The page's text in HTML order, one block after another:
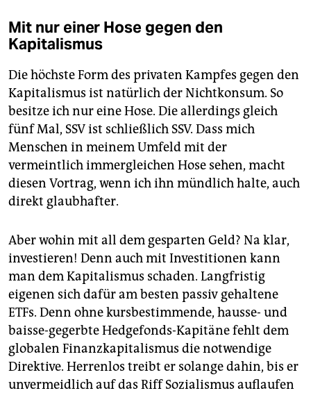
Mit nur einer Hose gegen den
Kapitalismus
Die höchste Form des privaten Kampfes gegen den
Kapitalismus ist natürlich der Nichtkonsum. So
besitze ich nur eine Hose. Die allerdings gleich
fünf Mal, SSV ist schließlich SSV. Dass mich
Menschen in meinem Umfeld mit der
vermeintlich immergleichen Hose sehen, macht
diesen Vortrag, wenn ich ihn mündlich halte, auch
direkt glaubhafter.
Aber wohin mit all dem gesparten Geld? Na klar,
investieren! Denn auch mit Investitionen kann
man dem Kapitalismus schaden. Langfristig
eigenen sich dafür am besten passiv gehaltene
ETFs. Denn ohne kursbestimmende, hausse- und
baisse-gegerbte Hedgefonds-Kapitäne fehlt dem
globalen Finanzkapitalismus die notwendige
Direktive. Herrenlos treibt er solange dahin, bis er
unvermeidlich auf das Riff Sozialismus auflaufen